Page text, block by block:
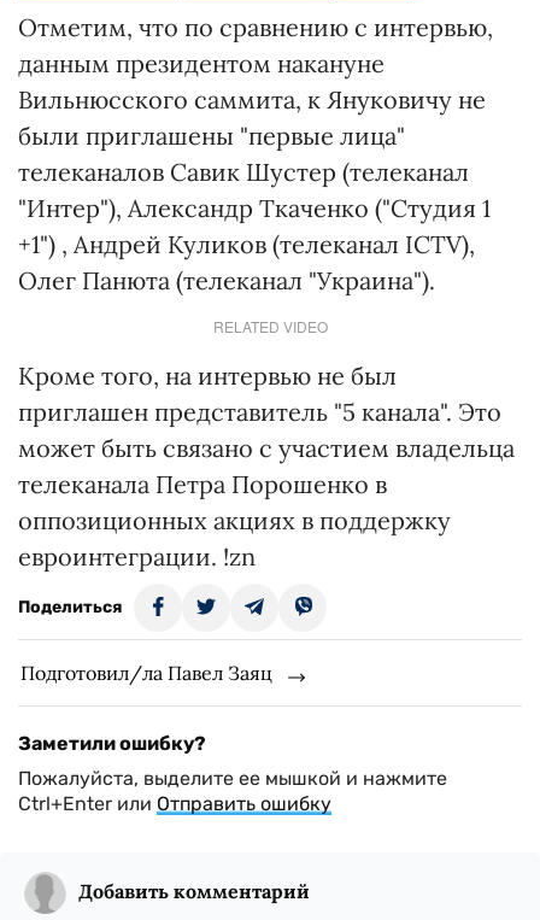
Отметим, что по сравнению с интервью,
данным президентом накануне
Вильнюсского саммита, к Януковичу не
были приглашены "первые лица"
телеканалов Савик Шустер (телеканал
"Интер"), Александр Ткаченко ("Студия 1
+1") , Андрей Куликов (телеканал ICTV),
Олег Панюта (телеканал "Украина").
RELATED VIDEO
Кроме того, на интервью не был
приглашен представитель "5 канала". Это
может быть связано с участием владельца
телеканала Петра Порошенко в
оппозиционных акциях в поддержку
евроинтеграции. !zn
Поделиться
Подготовил/ла Павел Заяц
Заметили ошибку?
Пожалуйста, выделите ее мышкой и нажмите
Ctrl+Enter или Отправить ошибку
Добавить комментарий